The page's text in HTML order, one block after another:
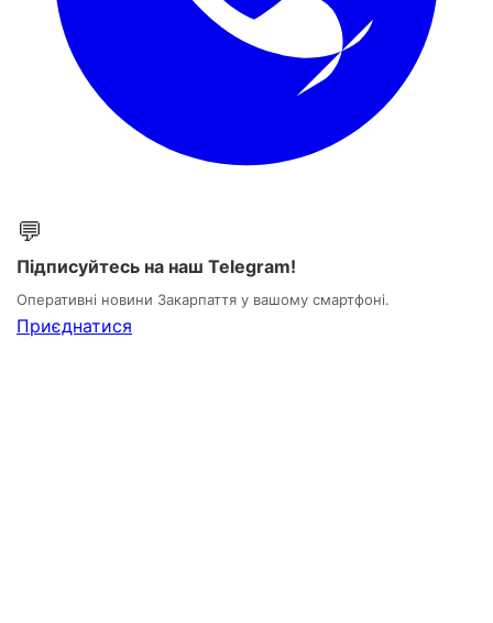
💬
Підписуйтесь на наш Telegram!
Оперативні новини Закарпаття у вашому смартфоні.
Приєднатися